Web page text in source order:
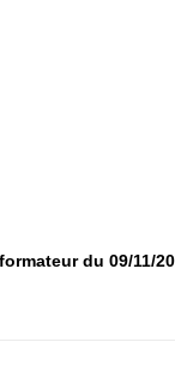
du 09/11/